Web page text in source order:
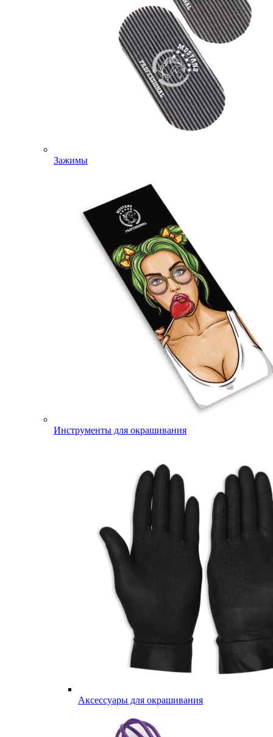
Зажимы
Инструменты для окрашивания
Аксессуары для окрашивания